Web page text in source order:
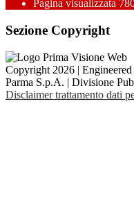
Pagina visualizzata
Sezione Copyright
Copyright 2026 |
Parma S.p.A. | Divisione
Disclaimer trattamento dati